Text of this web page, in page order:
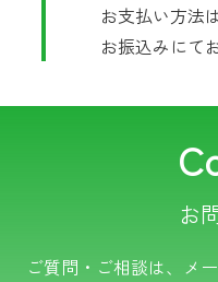
お支払い方法
お振込みにて
お
ご質問・ご相談は、メ
電話で